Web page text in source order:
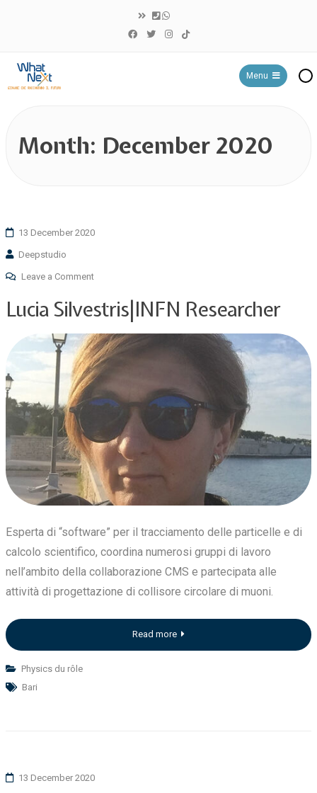
WHAT NEXT?
Menu
Month: December 2020
13 December 2020
Deepstudio
Leave a Comment
Lucia Silvestris|INFN Researcher
Esperta di “software” per il tracciamento delle particelle e di
calcolo scientifico, coordina numerosi gruppi di lavoro
nell’ambito della collaborazione CMS e partecipata alle
attività di progettazione di collisore circolare di muoni.
Read more
Physics du rôle
Bari
13 December 2020